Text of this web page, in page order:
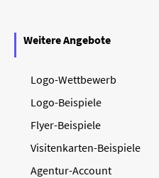
Weitere Angebote
Logo-Wettbewerb
Logo-Beispiele
Flyer-Beispiele
Visitenkarten-Beispiele
Agentur-Account